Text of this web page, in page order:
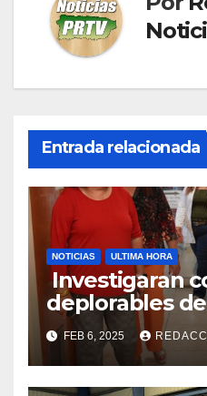
Entrada relacionada
NOTICIAS ULTIMA HORA
Investigaran
deplorables
facilidades el
de la Salud en
FEB 6, 2025